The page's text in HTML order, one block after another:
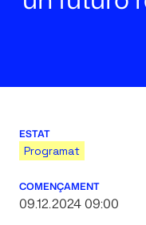
ESTAT
Programat
COMENÇAMENT
09.12.2024 09:00